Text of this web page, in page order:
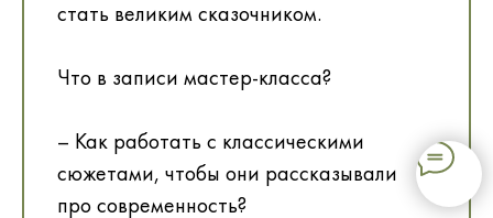
стать великим сказочником.
Что в записи мастер-класса?
– Как работать с классическими
сюжетами, чтобы они рассказывали
про современность?